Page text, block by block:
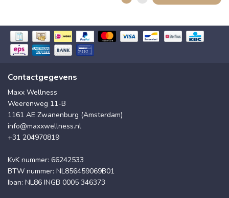
Contactgegevens
Maxx Wellness
Weerenweg 11-B
1161 AE Zwanenburg (Amsterdam)
info@maxxwellness.nl
+31 204970819
KvK nummer: 66242533
BTW nummer: NL856459069B01
Iban: NL86 INGB 0005 346373